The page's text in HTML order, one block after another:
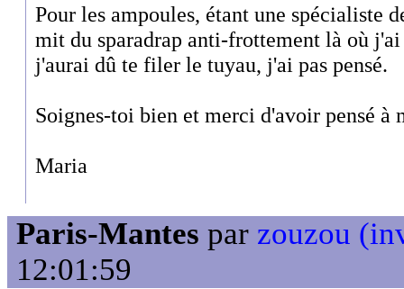
Pour les ampoules, étant une spécialiste
mit du sparadrap anti-frottement là où
j'aurai dû te filer le tuyau, j'ai pas pensé.
Soignes-toi bien et merci d'avoir pensé à
Maria
Paris-Mantes par zouzou
12:01:59